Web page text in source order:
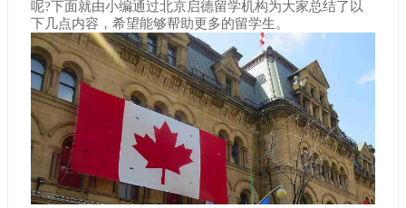
呢?下面就由小编通过北京启德留学机构为大家总结了以
下几点内容，希望能够帮助更多的留学生。